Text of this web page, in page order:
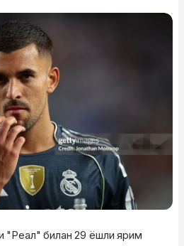
"Реал" билан 29 ёшли ярим